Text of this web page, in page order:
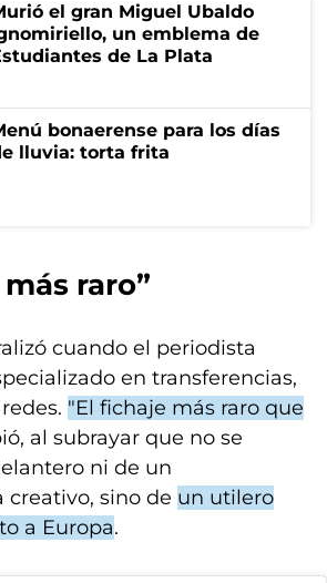
el gran Miguel Ubaldo
un emblema de
de La Plata
bonaerense para los días
lluvia: torta frita
raro”
cuando el periodista
en transferencias,
"El fichaje más raro que
al subrayar que no se
ni de un
sino de un utilero
a Europa.